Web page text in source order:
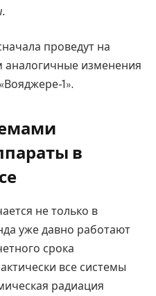
проведут на
аналогичные изменения
1».
в
не только в
уже давно работают
срока
все системы
радиация